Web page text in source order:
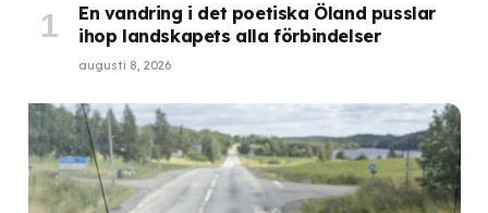
En vandring i det poetiska Öland pusslar
ihop landskapets alla förbindelser
augusti 8, 2026